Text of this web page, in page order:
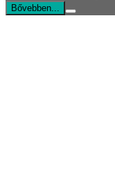
Bővebben...